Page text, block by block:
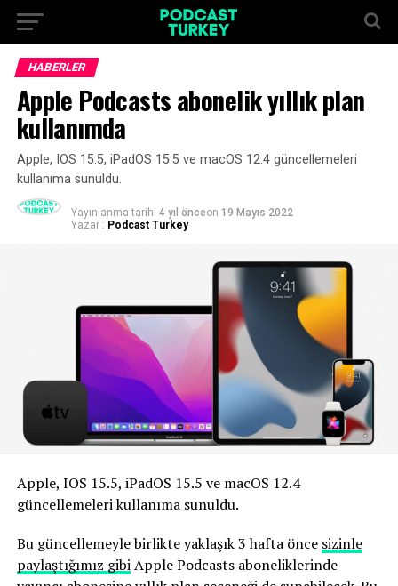
HABERLER
Apple Podcasts abonelik yıllık plan
kullanımda
Apple, IOS 15.5, iPadOS 15.5 ve macOS 12.4 güncellemeleri
kullanıma sunuldu.
Yayınlanma tarihi 4 yıl önceon 19 Mayıs 2022
Yazar : Podcast Turkey
Apple, IOS 15.5, iPadOS 15.5 ve macOS 12.4
güncellemeleri kullanıma sunuldu.
Bu güncellemeyle birlikte yaklaşık 3 hafta önce sizinle
paylaştığımız gibiApple Podcasts aboneliklerinde